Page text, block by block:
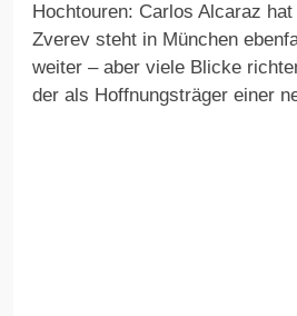
Hochtouren: Carlos Alcaraz
Zverev steht in München
weiter – aber viele Blicke
der als Hoffnungsträger einer